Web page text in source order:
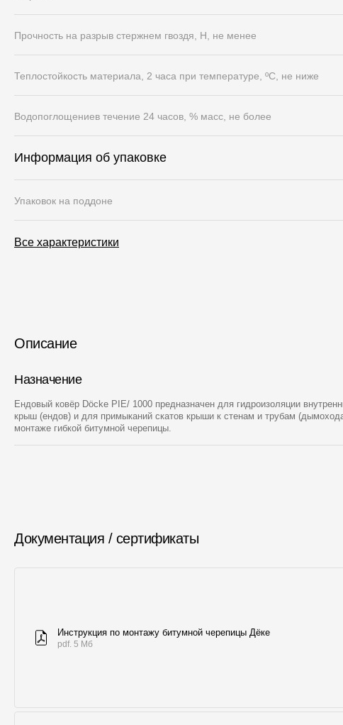
Чердачные лестницы
Прочность на разрыв стержнем гвоздя, Н, не менее
Теплостойкость материала, 2 часа при температуре, ºС, не ниже
Водопоглощениев течение 24 часов, % масс, не более
Информация об упаковке
Упаковок на поддоне
Все характеристики
Описание
Назначение
Ендовый ковёр Döcke PIE/ 1000 предназначен для гидроизоляции
крыш (ендов) и для примыканий скатов крыши к стенам и трубам
монтаже гибкой битумной черепицы.
Документация / сертификаты
Инструкция по монтажу битумной черепицы Дёке
pdf. 5 Мб